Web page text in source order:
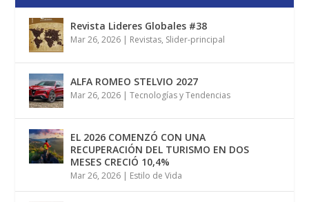
Revista Lideres Globales #38
Mar 26, 2026 | Revistas, Slider-principal
ALFA ROMEO STELVIO 2027
Mar 26, 2026 |Tecnologías y Tendencias
EL 2026 COMENZÓ CON UNA
RECUPERACIÓN DEL TURISMO EN DOS
MESES CRECIÓ 10,4%
Mar 26, 2026 | Estilo de Vida